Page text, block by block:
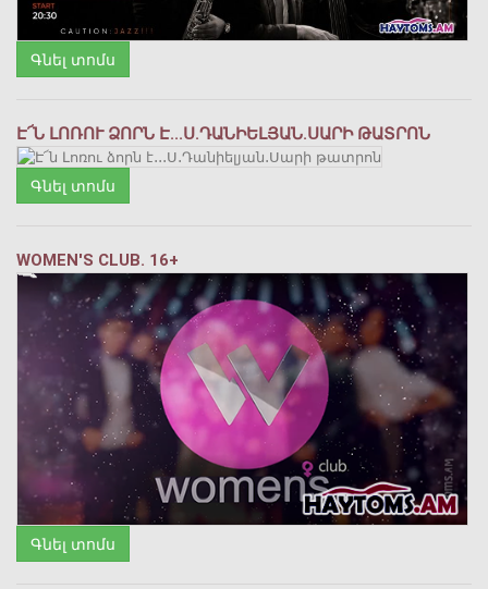
Գնել տոմս
Է՜Ն ԼՈՌՈՒ ՁՈՐՆ Է․․․Ս․ԴԱՆԻԵԼՅԱՆ․ՍԱՐԻ ԹԱՏՐՈՆ
Գնել տոմս
WOMEN'S CLUB. 16+
Գնել տոմս